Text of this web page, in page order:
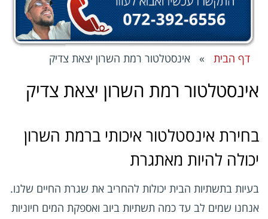
דף הבית » אינסטלטור רמת השרון יצאת צדיק
אינסטלטור רמת השרון יצאת צדיק
בחירת אינסטלטור איכותי ברמת השרון
יכולה להיות מאתגרת
בעיות בתשתיות הבית יכולות להחריב את שגרת החיים שלנו.
אנחנו שמים לב עד כמה תשתיות ביוב ואספקת המים חיוניות